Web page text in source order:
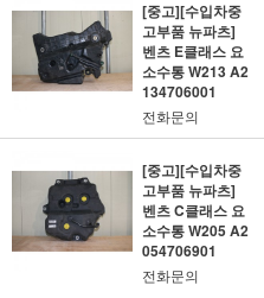
[중고][수입차중
고부품 뉴파츠]
벤츠 E클래스 요
소수통 W213 A2
134706001
전화문의
[중고][수입차중
고부품 뉴파츠]
벤츠 C클래스 요
소수통 W205 A2
054706901
전화문의